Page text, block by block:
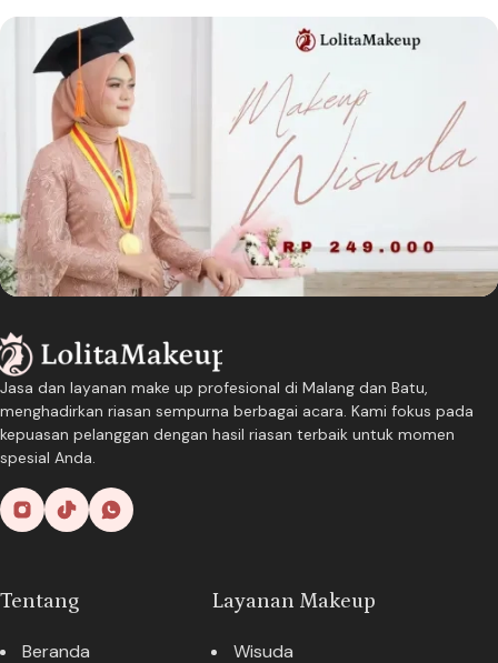
Jasa dan layanan make up profesional di Malang dan Batu,
menghadirkan riasan sempurna berbagai acara. Kami fokus pada
kepuasan pelanggan dengan hasil riasan terbaik untuk momen
spesial Anda.
Tentang
Beranda
Layanan Makeup
Wisuda